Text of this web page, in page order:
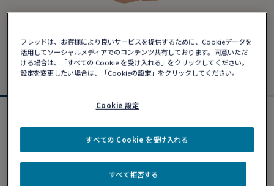
シャンス アンフィニ ブレスレット
カスタマイズ
フレッドは、お客様により良いサービスを提供するために、Cookieデータを
活用してソーシャルメディアでのコンテンツ共有しております。同意いただ
ける場合は、「すべての Cookie を受け入れる」をクリックしてください。
設定を変更したい場合は、「Cookieの設定」をクリックしてください。
Cookie 設定
すべて拒否する
すべての Cookie を受け入れる